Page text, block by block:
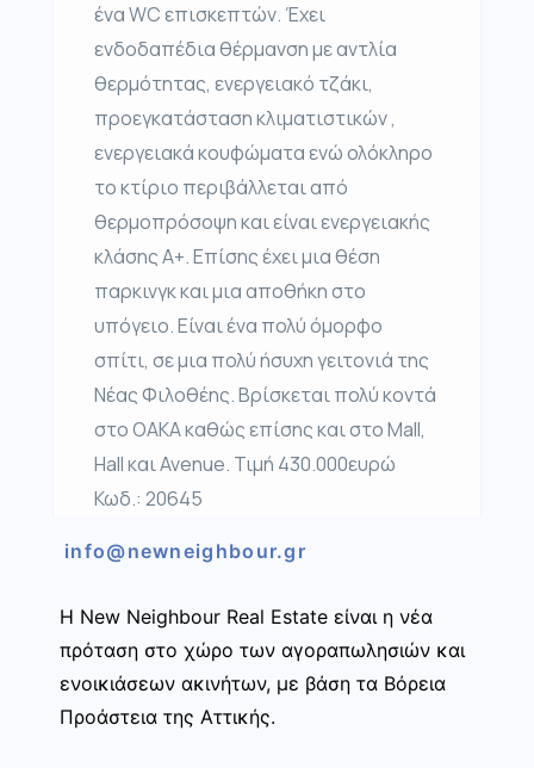
ένα WC επισκεπτών. Έχει
ενδοδαπέδια θέρμανση με αντλία
θερμότητας, ενεργειακό τζάκι,
προεγκατάσταση κλιματιστικών ,
ενεργειακά κουφώματα ενώ ολόκληρο
το κτίριο περιβάλλεται από
θερμοπρόσοψη και είναι ενεργειακής
κλάσης Α+. Επίσης έχει μια θέση
παρκινγκ και μια αποθήκη στο
υπόγειο. Είναι ένα πολύ όμορφο
σπίτι, σε μια πολύ ήσυχη γειτονιά της
Νέας Φιλοθέης. Βρίσκεται πολύ κοντά
στο ΟΑΚΑ καθώς επίσης και στο Mall,
Hall και Avenue. Τιμή 430.000ευρώ
Κωδ.: 20645
info@newneighbour.gr
Η New Neighbour Real Estate είναι η νέα
πρόταση στο χώρο των αγοραπωλησιών και
ενοικιάσεων ακινήτων, με βάση τα Βόρεια
Προάστεια της Αττικής.